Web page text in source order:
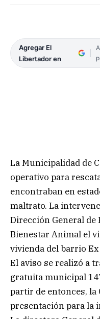
Agregar El
Libertador en
La Municipalidad de
operativo para
encontraban en
maltrato. La
Dirección General de
Bienestar Animal el
vivienda del barrio
El aviso se realizó a
gratuita municipal
partir de entonces, la
presentación para la